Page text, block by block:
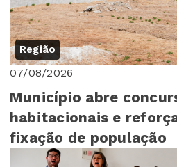
Região
07/08/2026
Município abre
habitacionais e
fixação de população